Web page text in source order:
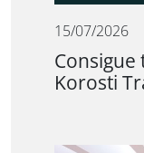
15/07/2026
Consigue
Korosti